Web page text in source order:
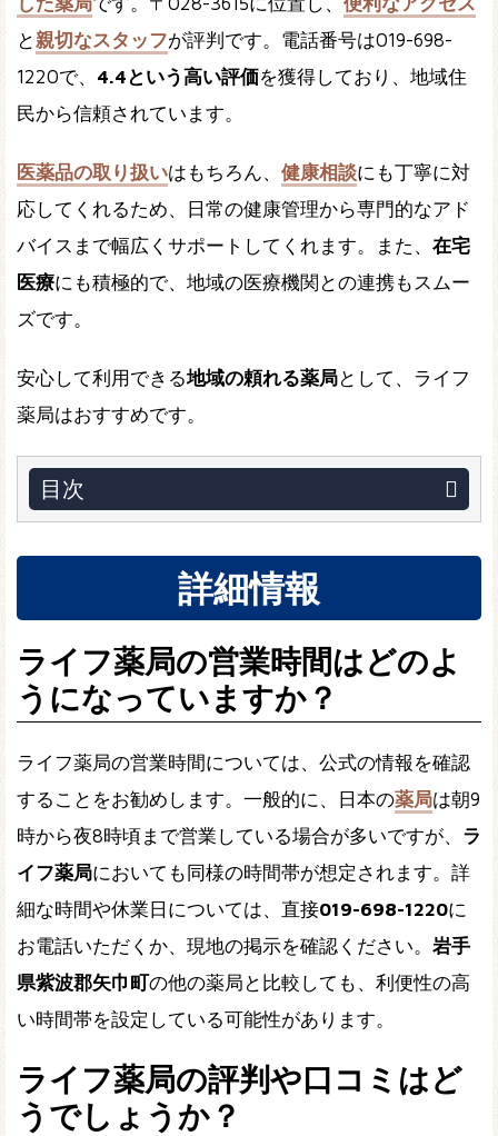
と親切なスタッフが評判です。電話番号は019-698-
1220で、 4.4という高い評価を獲得しており、地域住
民から信頼されています。
医薬品の取り扱いはもちろん、 健康相談にも丁寧に対
応してくれるため、日常の健康管理から専門的なアド
バイスまで幅広くサポートしてくれます。また、 在宅
医療にも積極的で、地域の医療機関との連携もスムー
ズです。
安心して利用できる地域の頼れる薬局として、ライフ
薬局はおすすめです。
目次
詳細情報
ライフ薬局の営業時間はどのよ
うになっていますか？
ライフ薬局の営業時間については、公式の情報を確認
することをお勧めします。一般的に、日本の薬局は朝9
時から夜8時頃まで営業している場合が多いですが、 ラ
イフ薬局においても同様の時間帯が想定されます。詳
細な時間や休業日については、直接019-698-1220に
お電話いただくか、現地の掲示を確認ください。 岩手
県紫波郡矢巾町の他の薬局と比較しても、利便性の高
い時間帯を設定している可能性があります。
ライフ薬局の評判や口コミはど
うでしょうか？